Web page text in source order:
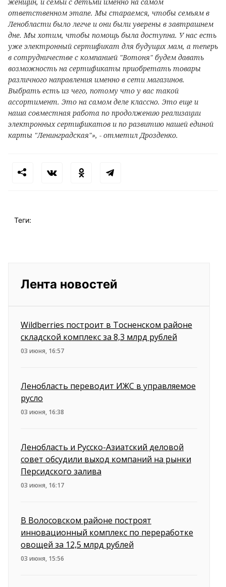
ответственном этапе. Мы стараемся, чтобы семьям в
Ленобласти было легче и они были уверены в завтрашнем
дне. Мы хотим, чтобы помощь была доступна. У нас есть
уже электронный сертификат для будущих мам, а теперь
в сотрудничестве с компанией "Вотоня" будем давать
возможность на сертификаты приобретать товары
различного направления именно в сети магазинов.
Выбрать есть из чего, потому что у вас такой
ассортимент. Это на самом деле классно. Это еще и
наша совместная работа по продолжению реализации
электронных сертификатов и по развитию нашей единой
карты "Ленинградская"», - отметил Дрозденко.
Теги:
Лента новостей
Wildberries построит в Тосненском районе
складской комплекс за 8,3 млрд рублей
03 июня, 16:57
Ленобласть переводит ИЖС в управляемое
русло
03 июня, 16:38
Ленобласть и Русско-Азиатский деловой
совет обсудили выход компаний на рынки
Персидского залива
03 июня, 16:17
В Волосовском районе построят
инновационный комплекс по переработке
овощей за 12,5 млрд рублей
03 июня, 15:56